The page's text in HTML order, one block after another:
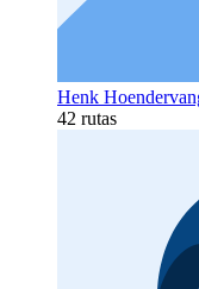
Henk
42 rutas